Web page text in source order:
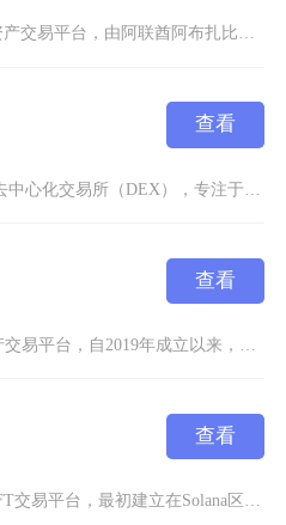
Binance TH是全球领先的加密资产交易平台，由阿联酋阿布扎比政府支持的技术投资公司M
查看
查看
查看